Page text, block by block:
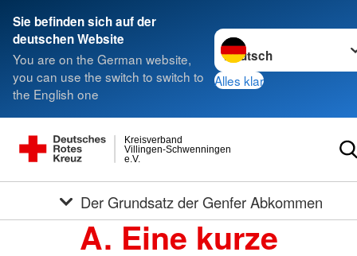
Sie befinden sich auf der
deutschen Website
You are on the German website,
you can use the switch to switch to
the English one
Sprache wechseln zu
Alles klar
e.V.
Villingen-Schwenningen
Kreisverband
Der Grundsatz der Genfer Abkommen
A. Eine kurze